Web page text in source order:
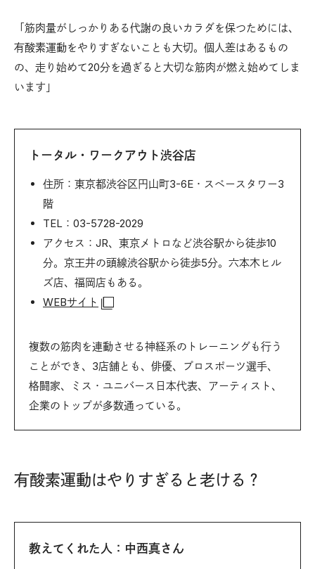
「筋肉量がしっかりある代謝の良いカラダを保つためには、
有酸素運動をやりすぎないことも大切。個人差はあるもの
の、走り始めて20分を過ぎると大切な筋肉が燃え始めてしま
います」
トータル・ワークアウト渋谷店
住所：東京都渋谷区円山町3-6E・スペースタワー3
階
TEL：03-5728-2029
アクセス：JR、東京メトロなど渋谷駅から徒歩10
分。京王井の頭線渋谷駅から徒歩5分。六本木ヒル
ズ店、福岡店もある。
WEBサイト
複数の筋肉を連動させる神経系のトレーニングも行う
ことができ、3店舗とも、俳優、プロスポーツ選手、
格闘家、ミス・ユニバース日本代表、アーティスト、
企業のトップが多数通っている。
有酸素運動はやりすぎると老ける？
教えてくれた人：中西真さん